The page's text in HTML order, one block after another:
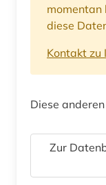
momentan
diese
Kontakt zu
Diese
Zur